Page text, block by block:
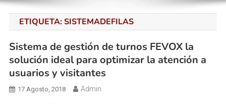
ETIQUETA:SISTEMADEFILAS
Sistema de gestión de turnos FEVOX la
solución ideal para optimizar la atención a
usuarios y visitantes
17 Agosto, 2018 Admin